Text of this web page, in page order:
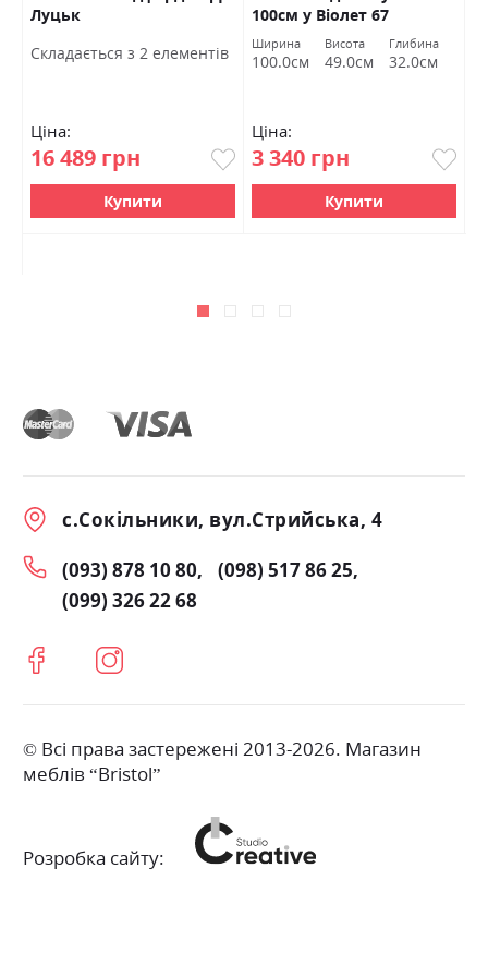
Луцьк
Cкладається з 2 елементів
Ціна:
16 489 грн
Купити
100см у Віолет 67
Twinsann
Ширина
100.0см
Висота
49.0см
Глибина
32.0см
Ціна:
3 340 грн
Купити
с.Сокільники, вул.Стрийська, 4
(093) 878 10 80
(098) 517 86 25
(099) 326 22 68
© Всі права застережені 2013-2026. Магазин
меблів “Bristol”
Розробка сайту: